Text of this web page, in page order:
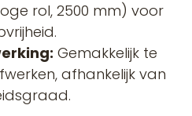
rol, 2500 mm) voor
Gemakkelijk te
afhankelijk van